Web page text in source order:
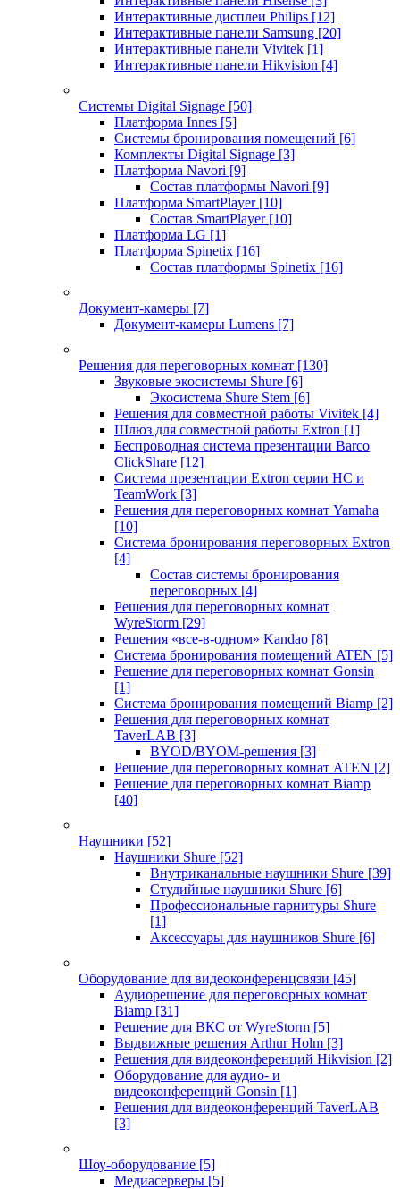
Интерактивные дисплеи Philips [12]
Интерактивные панели Samsung [20]
Интерактивные панели Vivitek [1]
Интерактивные панели Hikvision [4]
Системы Digital Signage [50]
Платформа Innes [5]
Системы бронирования помещений [6]
Комплекты Digital Signage [3]
Платформа Navori [9]
Состав платформы Navori [9]
Платформа SmartPlayer [10]
Состав SmartPlayer [10]
Платформа LG [1]
Платформа Spinetix [16]
Состав платформы Spinetix [16]
Документ-камеры [7]
Документ-камеры Lumens [7]
Решения для переговорных комнат [130]
Звуковые экосистемы Shure [6]
Экосистема Shure Stem [6]
Решения для совместной работы Vivitek [4]
Шлюз для совместной работы Extron [1]
Беспроводная система презентации Barco
ClickShare [12]
Система презентации Extron серии HC и
TeamWork [3]
Решения для переговорных комнат Yamaha
[10]
Система бронирования переговорных Extron
[4]
Состав системы бронирования
переговорных [4]
Решения для переговорных комнат
WyreStorm [29]
Решения «все-в-одном» Kandao [8]
Система бронирования помещений ATEN [5]
Решение для переговорных комнат Gonsin
[1]
Система бронирования помещений Biamp [2]
Решения для переговорных комнат
TaverLAB [3]
BYOD/BYOM-решения [3]
Решение для переговорных комнат ATEN [2]
Решение для переговорных комнат Biamp
[40]
Наушники [52]
Наушники Shure [52]
Внутриканальные наушники Shure [39]
Студийные наушники Shure [6]
Профессиональные гарнитуры Shure
[1]
Аксессуары для наушников Shure [6]
Оборудование для видеоконференцсвязи [45]
Аудиорешение для переговорных комнат
Biamp [31]
Решение для ВКС от WyreStorm [5]
Выдвижные решения Arthur Holm [3]
Решения для видеоконференций Hikvision [2]
Оборудование для аудио- и
видеоконференций Gonsin [1]
Решения для видеоконференций TaverLAB
[3]
Шоу-оборудование [5]
Медиасерверы [5]